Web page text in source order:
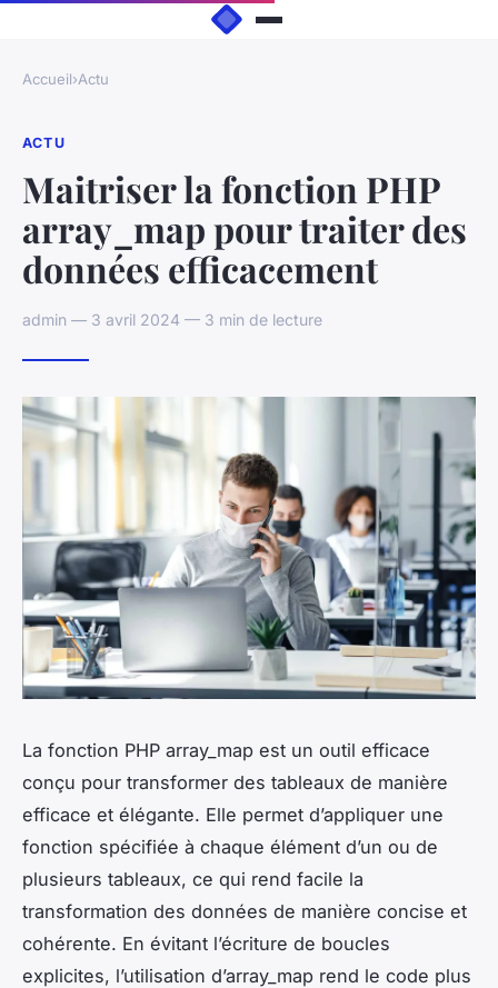
Accueil›Actu
ACTU
Maitriser la fonction PHP
array_map pour traiter des
données efficacement
admin — 3 avril 2024 — 3 min de lecture
La fonction PHP array_map est un outil efficace
conçu pour transformer des tableaux de manière
efficace et élégante. Elle permet d’appliquer une
fonction spécifiée à chaque élément d’un ou de
plusieurs tableaux, ce qui rend facile la
transformation des données de manière concise et
cohérente. En évitant l’écriture de boucles
explicites, l’utilisation d’array_map rend le code plus